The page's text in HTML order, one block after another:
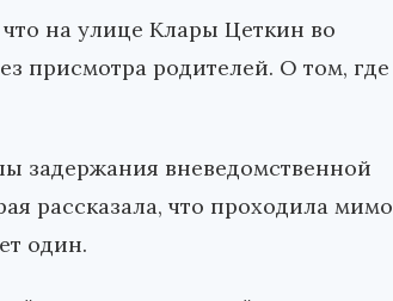
на улице Клары Цеткин во
присмотра родителей. О том, где
задержания вневедомственной
рассказала, что проходила мимо
один.